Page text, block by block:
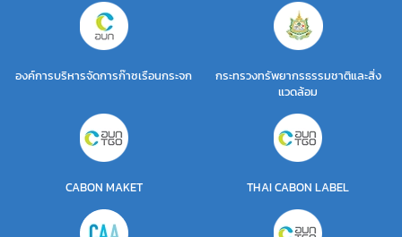
องค์การบริหารจัดการก๊าซเรือนกระจก
กระทรวงทรัพยากรธรรมชาติและสิ่ง
แวดล้อม
CABON MAKET THAI CABON LABEL